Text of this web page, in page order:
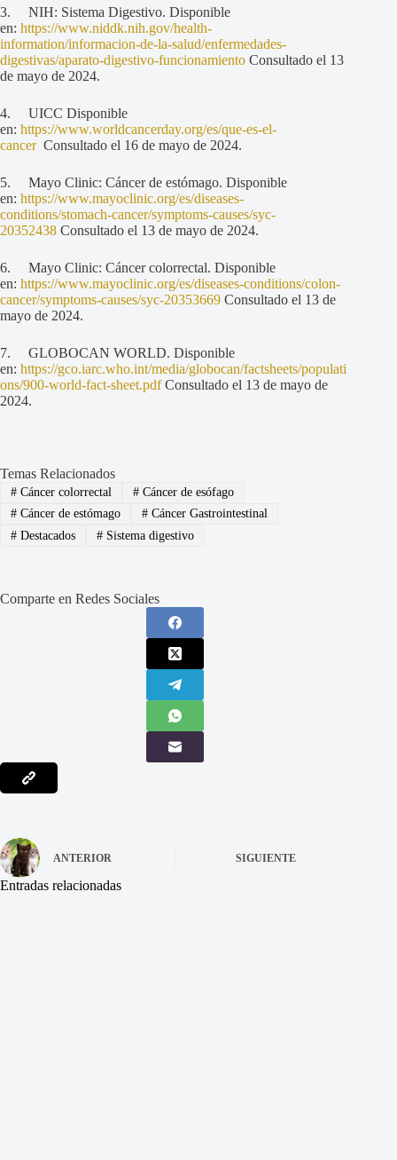
3. NIH: Sistema Digestivo. Disponible
en: https://www.niddk.nih.gov/health-
information/informacion-de-la-salud/enfermedades-
digestivas/aparato-digestivo-funcionamiento Consultado el 13
de mayo de 2024.
4. UICC Disponible
en: https://www.worldcancerday.org/es/que-es-el-
cancerConsultado el 16 de mayo de 2024.
5. Mayo Clinic: Cáncer de estómago. Disponible
en: https://www.mayoclinic.org/es/diseases-
conditions/stomach-cancer/symptoms-causes/syc-
20352438 Consultado el 13 de mayo de 2024.
6. Mayo Clinic: Cáncer colorrectal. Disponible
en: https://www.mayoclinic.org/es/diseases-conditions/colon-
cancer/symptoms-causes/syc-20353669 Consultado el 13 de
mayo de 2024.
7. GLOBOCAN WORLD. Disponible
en: https://gco.iarc.who.int/media/globocan/factsheets/populati
ons/900-world-fact-sheet.pdfConsultado el 13 de mayo de
2024.
Temas Relacionados
#Cáncer colorrectal #Cáncer de esófago
#Cáncer de estómago #Cáncer Gastrointestinal
#Destacados #Sistema digestivo
Comparte en Redes Sociales
ANTERIOR SIGUIENTE
Entradas relacionadas